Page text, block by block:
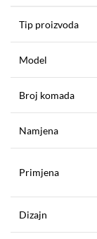
Tip proizvoda
Model
Broj komada
Namjena
Primjena
Dizajn